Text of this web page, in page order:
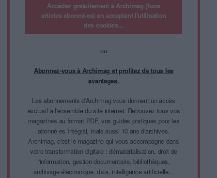
Accédez gratuitement à Archimag (hors
articles abonné·es) en acceptant l'utilisation
des cookies...
ou
Abonnez-vous à Archimag et profitez de tous les
avantages.
Les abonnements d'Archimag vous donnent un accès
exclusif à l'ensemble du site internet. Retrouvez tous vos
magazines au format PDF, vos guides pratiques pour les
abonné·es Intégral, mais aussi 10 ans d'archives.
Archimag, c'est le magazine qui vous accompagne dans
votre transformation digitale : dématérialisation, droit de
l'information, gestion documentaire, bibliothèques,
archivage électronique, data, intelligence artificielle...